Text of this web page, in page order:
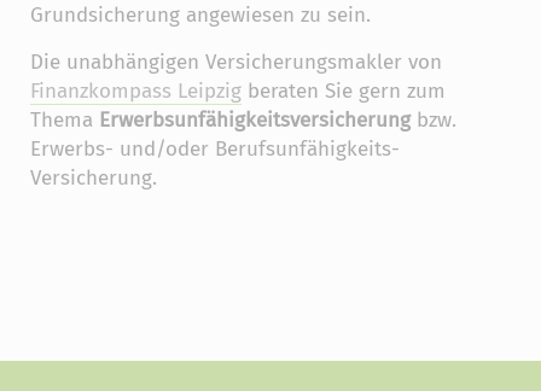
Grundsicherung angewiesen zu sein.
Die unabhängigen Versicherungsmakler von
Finanzkompass Leipzig beraten Sie gern zum
Thema Erwerbsunfähigkeitsversicherungbzw.
Erwerbs- und/oder Berufsunfähigkeits-
Versicherung.